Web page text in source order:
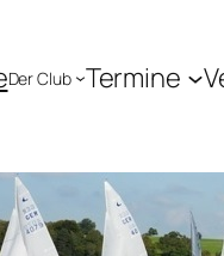
Der Club Termine